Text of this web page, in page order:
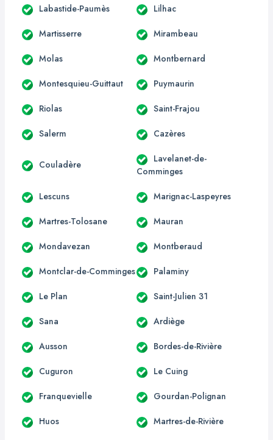
Labastide-Paumès Lilhac
Martisserre Mirambeau
Molas Montbernard
Montesquieu-Guittaut Puymaurin
Riolas Saint-Frajou
Salerm Cazères
Couladère
Lavelanet-de-
Comminges
Lescuns Marignac-Laspeyres
Martres-Tolosane Mauran
Mondavezan Montberaud
Montclar-de-Comminges Palaminy
Le Plan Saint-Julien 31
Sana Ardiège
Ausson Bordes-de-Rivière
Cuguron Le Cuing
Franquevielle Gourdan-Polignan
Huos Martres-de-Rivière